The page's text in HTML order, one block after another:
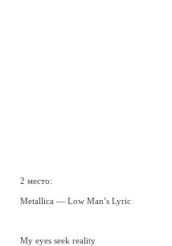
2 место:
Metallica — Low Man’s Lyric
My eyes seek reality